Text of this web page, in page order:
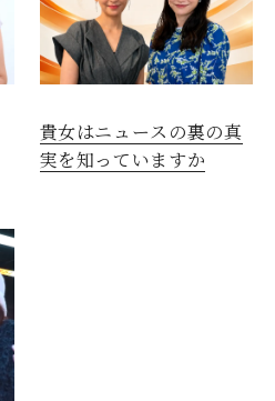
貴女はニュースの裏の真
実を知っていますか